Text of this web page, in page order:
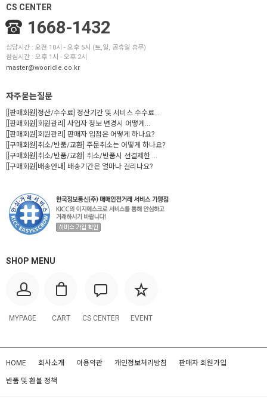
CS CENTER
1668-1432
상담시간 : 오전 10시 - 오후 5시 (토,일, 공휴일 휴무)
점심시간 : 오후 1시 - 오후 2시
master@wooridle.co.kr
자주묻는질문
[[판매회원]정산/수수료] 정산기간 및 서비스 수수료...
[[판매회원]회원관리] 사업자 정보 변경시 어떻게...
[[판매회원]회원관리] 판매자 입점은 어떻게 하나요?
[[구매회원]취소/반품/교환] 주문취소는 어떻게 하나요?
[[구매회원]취소/반품/교환] 취소/반품시 선결제한 ...
[[구매회원]배송안내] 배송기간은 얼마나 걸리나요?
SHOP MENU
MYPAGE CART CS CENTER EVENT
HOME 회사소개 이용약관 개인정보처리방침 판매자 회원가입
반품 및 환불 정책